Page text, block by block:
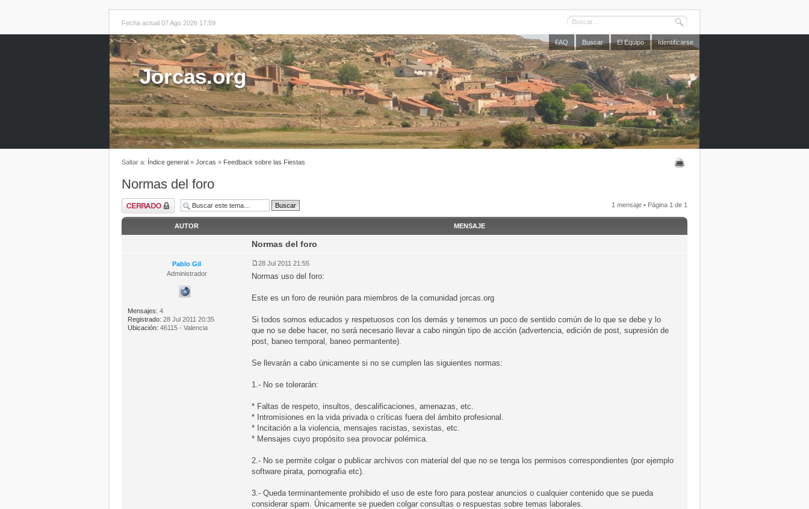
Fecha actual 07 Ago 2026 17:59
FAQ Buscar El Equipo Identificarse
Jorcas.org
Saltar a: Índice general » Jorcas » Feedback sobre las Fiestas
Normas del foro
1 mensaje • Página 1 de 1
AUTOR MENSAJE
Pablo Gil
Administrador
Mensajes: 4
Registrado: 28 Jul 2011 20:35
Ubicación: 46115 - Valencia
Normas del foro
28 Jul 2011 21:55
Normas uso del foro:
Este es un foro de reunión para miembros de la comunidad jorcas.org
Si todos somos educados y respetuosos con los demás y tenemos un poco de sentido común de lo que se debe y lo
que no se debe hacer, no será necesario llevar a cabo ningún tipo de acción (advertencia, edición de post, supresión de
post, baneo temporal, baneo permantente).
Se llevarán a cabo únicamente si no se cumplen las siguientes normas:
1.- No se tolerarán:
* Faltas de respeto, insultos, descalificaciones, amenazas, etc.
* Intromisiones en la vida privada o críticas fuera del ámbito profesional.
* Incitación a la violencia, mensajes racistas, sexistas, etc.
* Mensajes cuyo propósito sea provocar polémica.
2.- No se permite colgar o publicar archivos con material del que no se tenga los permisos correspondientes (por ejemplo
software pirata, pornografia etc).
3.- Queda terminantemente prohibido el uso de este foro para postear anuncios o cualquier contenido que se pueda
considerar spam. Únicamente se pueden colgar consultas o respuestas sobre temas laborales.